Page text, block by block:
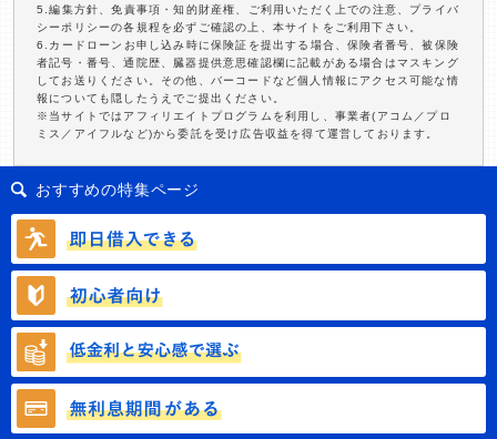
5.編集方針、免責事項・知的財産権、ご利用いただく上での注意、プライバ
シーポリシーの各規程を必ずご確認の上、本サイトをご利用下さい。
6.カードローンお申し込み時に保険証を提出する場合、保険者番号、被保険
者記号・番号、通院歴、臓器提供意思確認欄に記載がある場合はマスキング
してお送りください。その他、バーコードなど個人情報にアクセス可能な情
報についても隠したうえでご提出ください。
※当サイトではアフィリエイトプログラムを利用し、事業者(アコム／プロ
ミス／アイフルなど)から委託を受け広告収益を得て運営しております。
おすすめの特集ページ